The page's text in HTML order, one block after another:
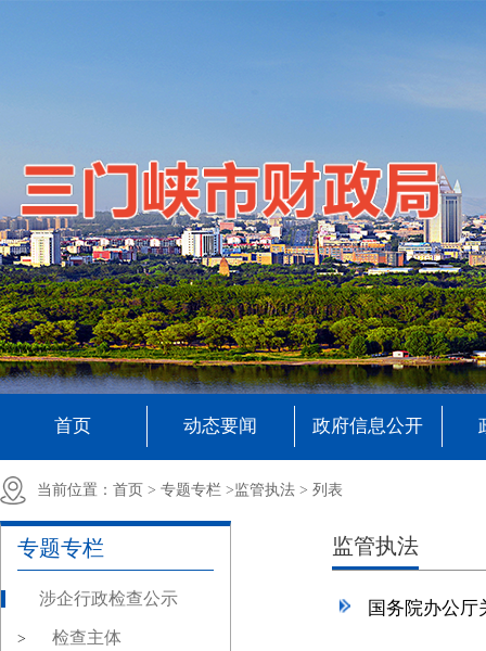
首页 动态要闻 政府信息公开
当前位置： 首页 > 专题专栏 >监管执法 > 列表
专题专栏
涉企行政检查公示
> 检查主体
监管执法